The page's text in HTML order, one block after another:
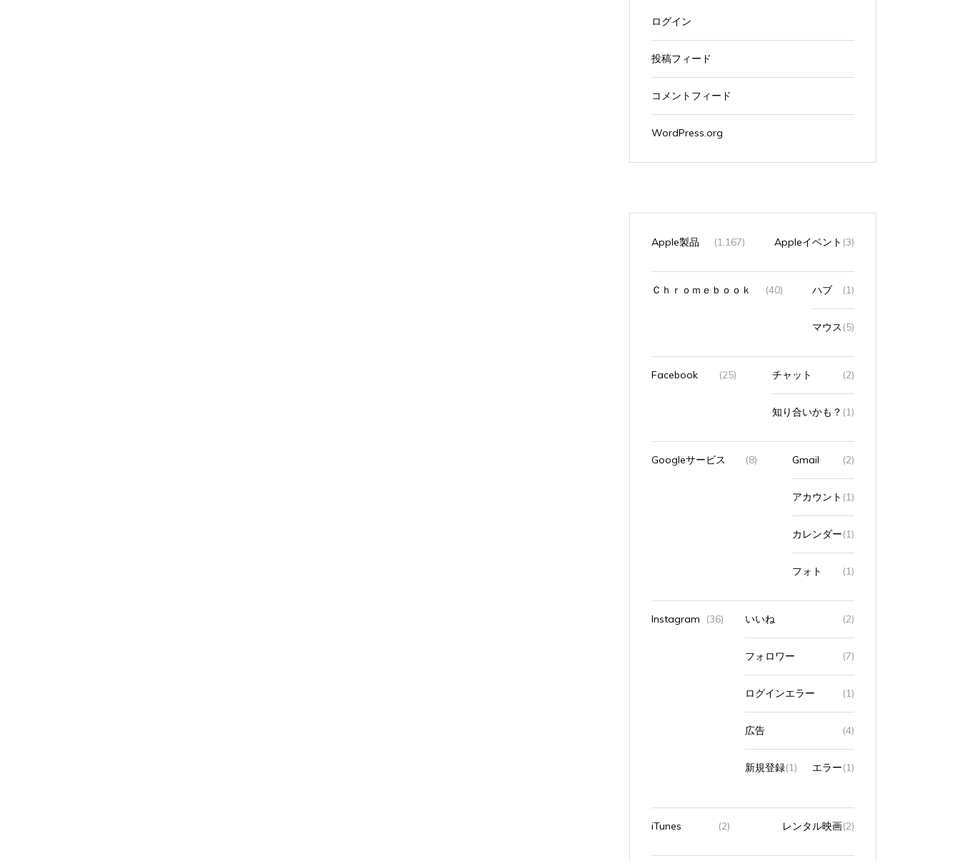
ログイン
投稿フィード
コメントフィード
WordPress.org
Apple製品 (1,167) Appleイベント (3)
Ｃｈｒｏｍｅｂｏｏｋ (40) ハブ (1)
マウス (5)
Facebook (25) チャット (2)
知り合いかも？ (1)
Googleサービス (8) Gmail (2)
アカウント (1)
カレンダー(1)
フォト (1)
Instagram (36) いいね (2)
フォロワー (7)
ログインエラー (1)
広告 (4)
新規登録(1) エラー(1)
iTunes (2) レンタル映画(2)